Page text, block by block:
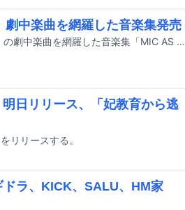
中楽曲を網羅した音楽集発売
現在公開中の「映画 ヒプノシスマイク -Division Rap Battle-」の劇中楽曲を網羅した音楽集「MIC AS ONE」が6月11日にリリースされる。
日リリース、「妃教育から逃
リリースする。
ラ、KICK、SALU、HM家